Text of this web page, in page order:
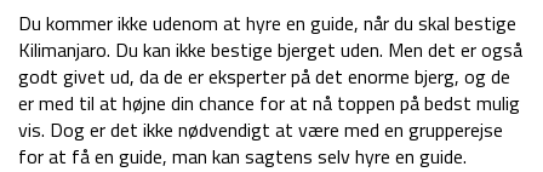
Du kommer ikke udenom at hyre en guide, når du skal bestige
Kilimanjaro. Du kan ikke bestige bjerget uden. Men det er også
godt givet ud, da de er eksperter på det enorme bjerg, og de
er med til at højne din chance for at nå toppen på bedst mulig
vis. Dog er det ikke nødvendigt at være med en grupperejse
for at få en guide, man kan sagtens selv hyre en guide.